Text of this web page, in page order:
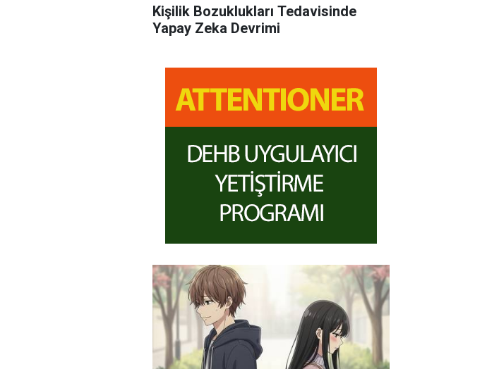
Kişilik Bozuklukları Tedavisinde
Yapay Zeka Devrimi